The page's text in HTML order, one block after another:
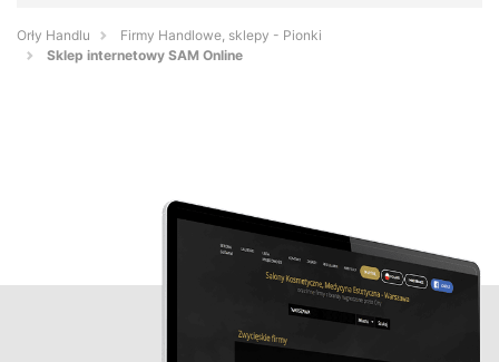
Orły Handlu
Firmy Handlowe, sklepy - Pionki
Sklep internetowy SAM Online